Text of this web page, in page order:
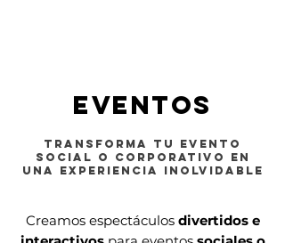
eventos
TRANSFORMA TU EVENTO
SOCIAL O CORPORATIVO EN
UNA EXPERIENCIA INOLVIDABLE
Creamos espectáculos divertidos e